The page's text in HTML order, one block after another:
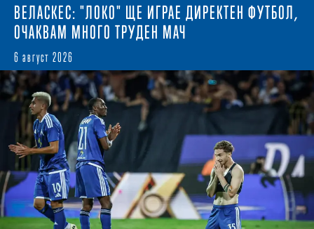
ВЕЛАСКЕС: "ЛОКО" ЩЕ ИГРАЕ ДИРЕКТЕН ФУТБОЛ,
ОЧАКВАМ МНОГО ТРУДЕН МАЧ
6 август 2026